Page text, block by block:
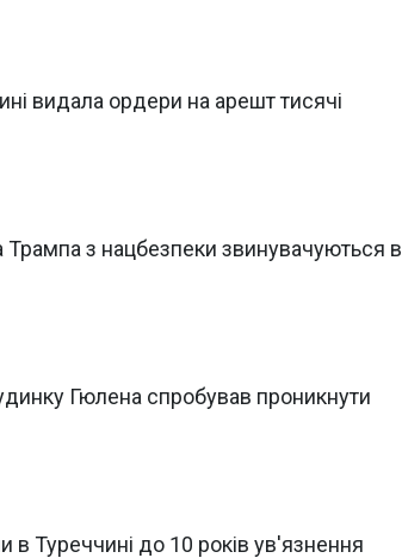
видала ордери на арешт тисячі
з нацбезпеки звинувачуються в
Гюлена спробував проникнути
в Туреччині до 10 років ув'язнення